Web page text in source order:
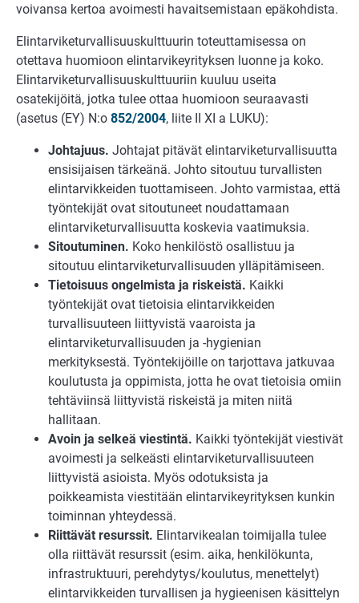
voivansa kertoa avoimesti havaitsemistaan epäkohdista.
Elintarviketurvallisuuskulttuurin toteuttamisessa on
otettava huomioon elintarvikeyrityksen luonne ja koko.
Elintarviketurvallisuuskulttuuriin kuuluu useita
osatekijöitä, jotka tulee ottaa huomioon seuraavasti
(asetus (EY) N:o 852/2004, liite II XI a LUKU):
Johtajuus. Johtajat pitävät elintarviketurvallisuutta
ensisijaisen tärkeänä. Johto sitoutuu turvallisten
elintarvikkeiden tuottamiseen. Johto varmistaa, että
työntekijät ovat sitoutuneet noudattamaan
elintarviketurvallisuutta koskevia vaatimuksia.
Sitoutuminen. Koko henkilöstö osallistuu ja
sitoutuu elintarviketurvallisuuden ylläpitämiseen.
Tietoisuus ongelmista ja riskeistä. Kaikki
työntekijät ovat tietoisia elintarvikkeiden
turvallisuuteen liittyvistä vaaroista ja
elintarviketurvallisuuden ja -hygienian
merkityksestä. Työntekijöille on tarjottava jatkuvaa
koulutusta ja oppimista, jotta he ovat tietoisia omiin
tehtäviinsä liittyvistä riskeistä ja miten niitä
hallitaan.
Avoin ja selkeä viestintä. Kaikki työntekijät viestivät
avoimesti ja selkeästi elintarviketurvallisuuteen
liittyvistä asioista. Myös odotuksista ja
poikkeamista viestitään elintarvikeyrityksen kunkin
toiminnan yhteydessä.
Riittävät resurssit. Elintarvikealan toimijalla tulee
olla riittävät resurssit (esim. aika, henkilökunta,
infrastruktuuri, perehdytys/koulutus, menettelyt)
elintarvikkeiden turvallisen ja hygieenisen käsittelyn